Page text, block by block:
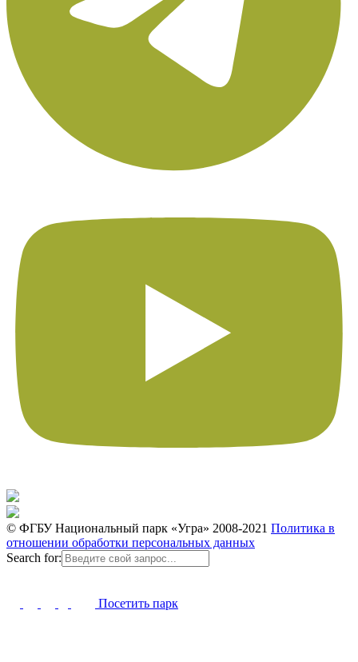
© ФГБУ Национальный парк «Угра» 2008-2021 Политика в
отношении обработки персональных данных
Search for:
Посетить парк